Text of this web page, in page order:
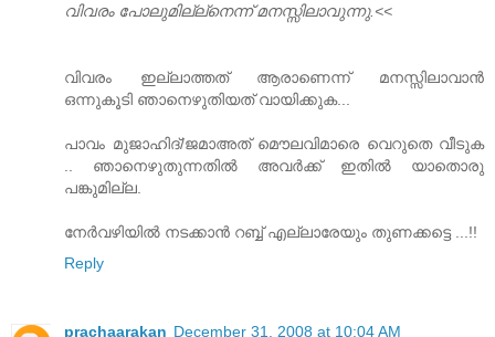
വിവരം പോലുമില്ല്നെന്ന് മനസ്സിലാവുന്നു.<<
വിവരം ഇല്ലാത്തത്‌ ആരാണെന്ന് മനസ്സിലാവാന്‍
ഒന്നുകൂടി ഞാനെഴുതിയത്‌ വായിക്കുക...
പാവം മുജാഹിദ്/ജമാഅത് മൌലവിമാരെ വെറുതെ വീടുക
.. ഞാനെഴുതുന്നതില്‍ അവര്‍ക്ക് ഇതില്‍ യാതൊരു
പങ്കുമില്ല.
നേര്‍വഴിയില്‍ നടക്കാന്‍ റബ്ബ്‌ എല്ലാരേയും തുണക്കട്ടെ ...!!
Reply
prachaarakan December 31, 2008 at 10:04 AM